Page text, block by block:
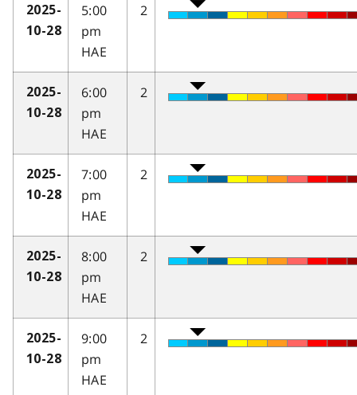
2025-
10-28
5:00
pm
HAE
2
2025-
10-28
6:00
pm
HAE
2
2025-
10-28
7:00
pm
HAE
2
2025-
10-28
8:00
pm
HAE
2
2025-
10-28
9:00
pm
HAE
2